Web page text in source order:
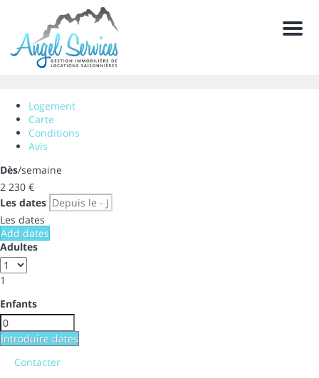
Menu
Logement
Carte
Conditions
Avis
Dès/semaine
2 230 €
Les dates
Les dates
Add dates
Adultes
1
Enfants
Introduire dates
Contacter